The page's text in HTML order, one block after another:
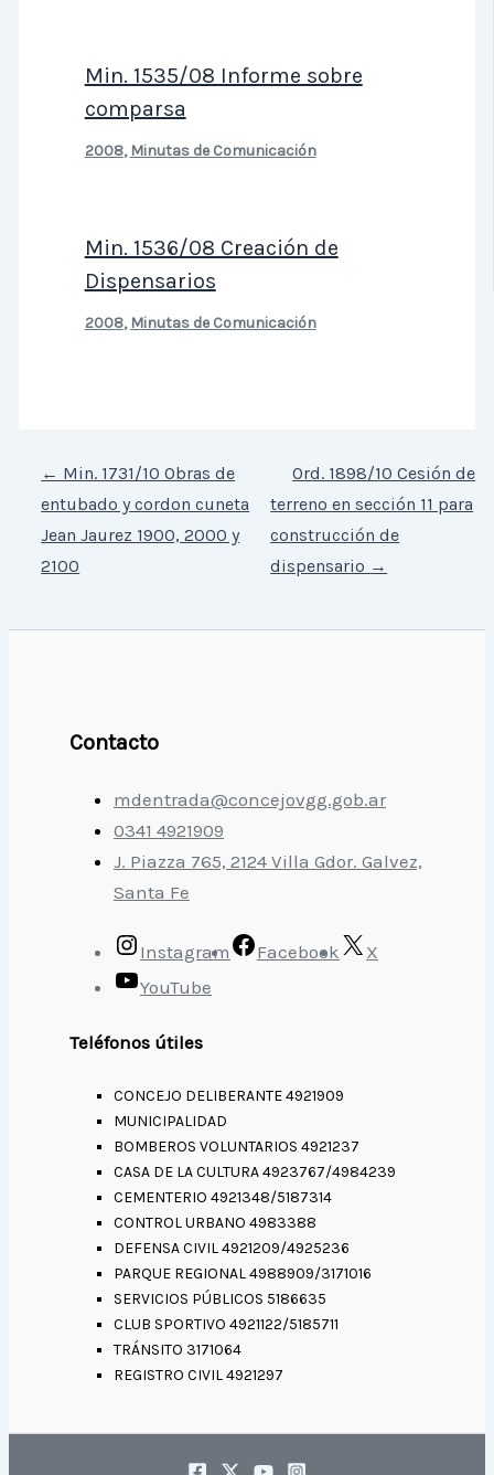
Min. 1535/08 Informe sobre
comparsa
2008, Minutas de Comunicación
Min. 1536/08 Creación de
Dispensarios
2008, Minutas de Comunicación
← Min. 1731/10 Obras de
entubado y cordon cuneta
Jean Jaurez 1900, 2000 y
2100
Ord. 1898/10 Cesión de
terreno en sección 11 para
construcción de
dispensario →
Contacto
mdentrada@concejovgg.gob.ar
0341 4921909
J. Piazza 765, 2124 Villa Gdor. Galvez,
Santa Fe
Instagram Facebook
X
YouTube
Teléfonos útiles
CONCEJO DELIBERANTE 4921909
MUNICIPALIDAD
BOMBEROS VOLUNTARIOS 4921237
CASA DE LA CULTURA 4923767/4984239
CEMENTERIO 4921348/5187314
CONTROL URBANO 4983388
DEFENSA CIVIL 4921209/4925236
PARQUE REGIONAL 4988909/3171016
SERVICIOS PÚBLICOS 5186635
CLUB SPORTIVO 4921122/5185711
TRÁNSITO 3171064
REGISTRO CIVIL 4921297